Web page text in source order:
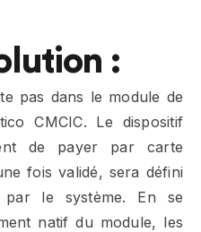
:
pas dans le module de
CMCIC. Le dispositif
de payer par carte
fois validé, sera défini
par le système. En se
natif du module, les